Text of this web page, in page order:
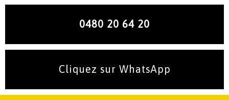
0480 20 64 20
Cliquez sur WhatsApp